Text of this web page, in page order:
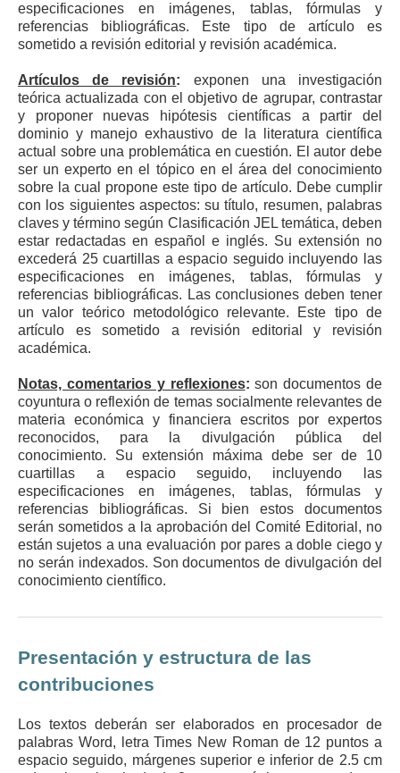
especificaciones en imágenes, tablas, fórmulas y
referencias bibliográficas. Este tipo de artículo es
sometido a revisión editorial y revisión académica.
Artículos de revisión: exponen una investigación
teórica actualizada con el objetivo de agrupar, contrastar
y proponer nuevas hipótesis científicas a partir del
dominio y manejo exhaustivo de la literatura científica
actual sobre una problemática en cuestión. El autor debe
ser un experto en el tópico en el área del conocimiento
sobre la cual propone este tipo de artículo. Debe cumplir
con los siguientes aspectos: su título, resumen, palabras
claves y término según Clasificación JEL temática, deben
estar redactadas en español e inglés. Su extensión no
excederá 25 cuartillas a espacio seguido incluyendo las
especificaciones en imágenes, tablas, fórmulas y
referencias bibliográficas. Las conclusiones deben tener
un valor teórico metodológico relevante. Este tipo de
artículo es sometido a revisión editorial y revisión
académica.
Notas, comentarios y reflexiones: son documentos de
coyuntura o reflexión de temas socialmente relevantes de
materia económica y financiera escritos por expertos
reconocidos, para la divulgación pública del
conocimiento. Su extensión máxima debe ser de 10
cuartillas a espacio seguido, incluyendo las
especificaciones en imágenes, tablas, fórmulas y
referencias bibliográficas. Si bien estos documentos
serán sometidos a la aprobación del Comité Editorial, no
están sujetos a una evaluación por pares a doble ciego y
no serán indexados. Son documentos de divulgación del
conocimiento científico.
Presentación y estructura de las
contribuciones
Los textos deberán ser elaborados en procesador de
palabras Word, letra Times New Roman de 12 puntos a
espacio seguido, márgenes superior e inferior de 2.5 cm